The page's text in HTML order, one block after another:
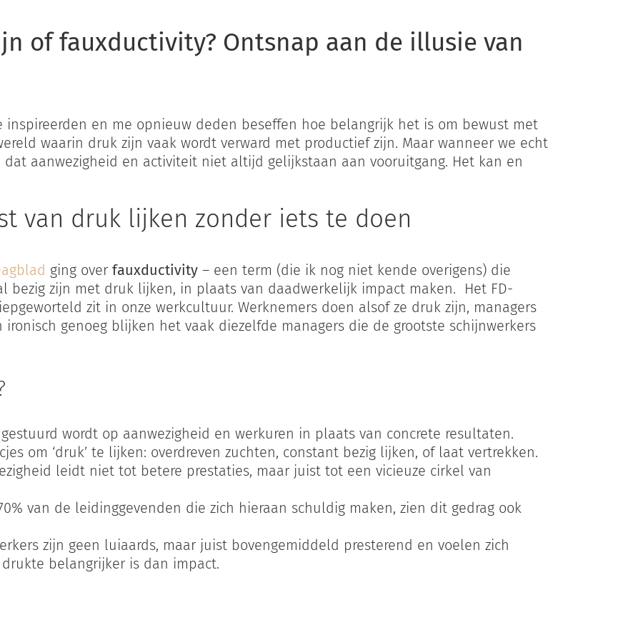
of fauxductivity? Ontsnap aan de illusie van
en me opnieuw deden beseffen hoe belangrijk het is om bewust met
waarin druk zijn vaak wordt verward met productief zijn. Maar wanneer we echt
aanwezigheid en activiteit niet altijd gelijkstaan aan vooruitgang. Het kan en
van druk lijken zonder iets te doen
ging over fauxductivity– een term (die ik nog niet kende overigens) die
bezig zijn met druk lijken, in plaats van daadwerkelijk impact maken. Het FD-
zit in onze werkcultuur. Werknemers doen alsof ze druk zijn, managers
genoeg blijken het vaak diezelfde managers die de grootste schijnwerkers
wordt op aanwezigheid en werkuren in plaats van concrete resultaten.
om ‘druk’ te lijken: overdreven zuchten, constant bezig lijken, of laat vertrekken.
leidt niet tot betere prestaties, maar juist tot een vicieuze cirkel van
van de leidinggevenden die zich hieraan schuldig maken, zien dit gedrag ook
zijn geen luiaards, maar juist bovengemiddeld presterend en voelen zich
belangrijker is dan impact.